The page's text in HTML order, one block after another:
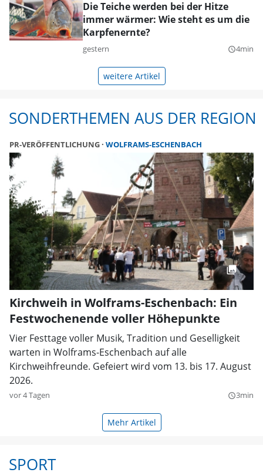
Die Teiche werden bei der Hitze
immer wärmer: Wie steht es um die
Karpfenernte?
gestern query_builder4min
weitere Artikel
SONDERTHEMEN AUS DER REGION
PR-VERÖFFENTLICHUNG WOLFRAMS-ESCHENBACH
Kirchweih in Wolframs-Eschenbach: Ein
Festwochenende voller Höhepunkte
Vier Festtage voller Musik, Tradition und Geselligkeit
warten in Wolframs-Eschenbach auf alle
Kirchweihfreunde. Gefeiert wird vom 13. bis 17. August
2026.
vor 4 Tagen query_builder3min
Mehr Artikel
SPORT